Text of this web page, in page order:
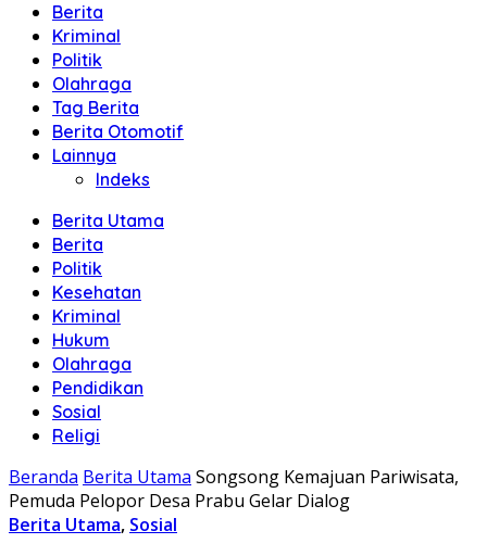
Berita
Kriminal
Politik
Olahraga
Tag Berita
Berita Otomotif
Lainnya
Indeks
Berita Utama
Berita
Politik
Kesehatan
Kriminal
Hukum
Olahraga
Pendidikan
Sosial
Religi
Beranda Berita Utama Songsong Kemajuan Pariwisata,
Pemuda Pelopor Desa Prabu Gelar Dialog
Berita Utama, Sosial